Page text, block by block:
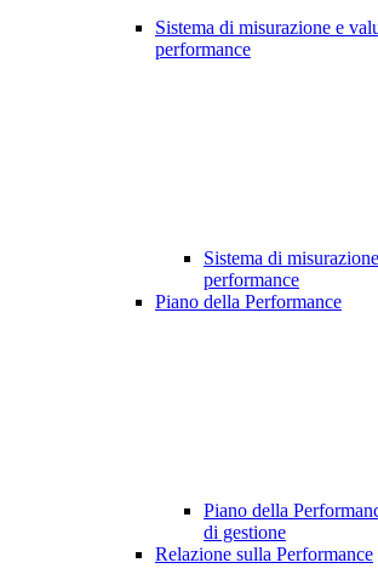
Sistema di misurazione e
performance
Sistema di
performance
Piano della Performance
Piano della
di gestione
Relazione sulla Performance